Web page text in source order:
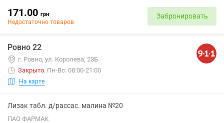
171.00 грн
Недостаточно товаров
Забронировать
Ровно 22
г. Ровно, ул. Королева, 23Б
Закрыто. Пн-Вс: 08:00-21:00
На карте
Лизак табл. д/рассас. малина №20
ПАО ФАРМАК